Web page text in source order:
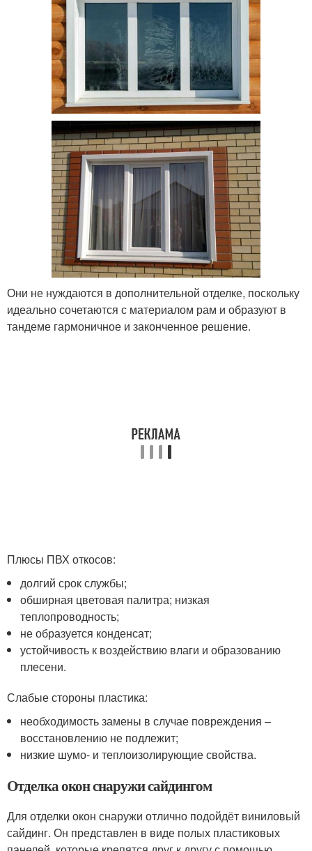
Они не нуждаются в дополнительной отделке, поскольку
идеально сочетаются с материалом рам и образуют в
тандеме гармоничное и законченное решение.
Плюсы ПВХ откосов:
долгий срок службы;
обширная цветовая палитра; низкая
теплопроводность;
не образуется конденсат;
устойчивость к воздействию влаги и образованию
плесени.
Слабые стороны пластика:
необходимость замены в случае повреждения –
восстановлению не подлежит;
низкие шумо- и теплоизолирующие свойства.
Отделка окон снаружи сайдингом
Для отделки окон снаружи отлично подойдёт виниловый
сайдинг. Он представлен в виде полых пластиковых